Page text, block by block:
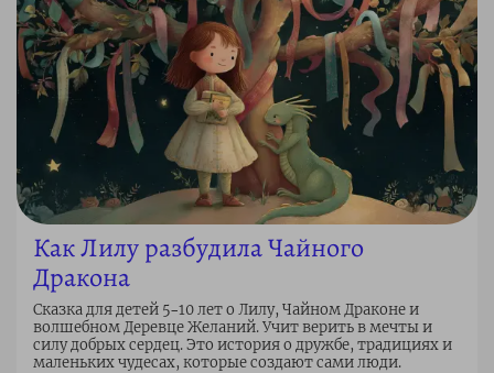
Как Лилу разбудила Чайного
Дракона
Сказка для детей 5–10 лет о Лилу, Чайном Драконе и
волшебном Деревце Желаний. Учит верить в мечты и
силу добрых сердец. Это история о дружбе, традициях и
маленьких чудесах, которые создают сами люди.